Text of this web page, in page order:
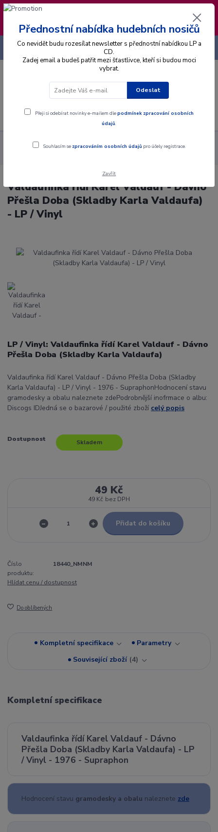
❣️ Od 4.8. do 13.8. čerpám dovolenou. Datum
expedice objednávek se posouvá na pátek
14.8.2026 🐋
Menu
CZK
+420 725 736 293
Alba Gramodesky
Valdaufinka řídí Karel Valdauf - Dávno
Valdaufinka řídí Karel Valdauf - Dávno
Přešla Doba (Skladby Karla Valdaufa)
- LP / Vinyl
LP / Vinyl: Valdaufinka řídí Karel Valdauf - Dávno
Přešla Doba (Skladby Karla Valdaufa)
Valdaufinka řídí Karel Valdauf - Dávno Přešla Doba (Skladby
Karla Valdaufa) - LP / Vinyl - 1976 - SupraphonHodnocení stavu
gramodesky a obalu naleznete zdePodrobnější inofrmace o albu:
Discogs IDJedná se o bazarové / použité zboží celý popis
Dostupnost Skladem
49 Kč
49 Kč bez DPH
Přidat do košíku
Číslo
produktu:
18440_NMNM
Hlídat cenu / dostupnost
Do oblíbených
Kompletní specifikace
Parametry
Související zboží 4
Kompletní specifikace
Valdaufinka řídí Karel Valdauf - Dávno
Přešla Doba (Skladby Karla Valdaufa) - LP
/ Vinyl - 1976 - Supraphon
Hodnocení stavu gramodesky a obalu naleznete zde
Přednostní nabídka hudebních nosičů
Co nevidět budu rozesílat newsletter s přednostní nabídkou LP a
CD.
Zadej email a budeš patřit mezi šťastlivce, kteří si budou moci
vybrat.
Odeslat
Přeji si odebírat novinky e-mailem dlepodmínek zpracování osobních
údajů.
Souhlasím se zpracováním osobních údajů pro účely registrace.
Zavřít